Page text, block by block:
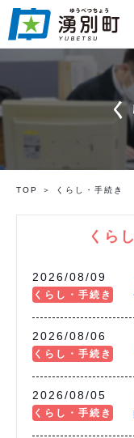
く
TOP くらし・手続き
くら
2026/08/09
くらし・手続き
2026/08/06
くらし・手続き
2026/08/05
くらし・手続き